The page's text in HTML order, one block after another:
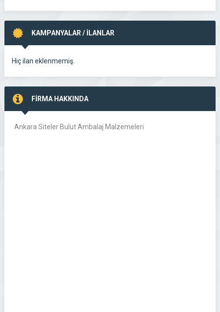
KAMPANYALAR / İLANLAR
Hiç ilan eklenmemiş.
FİRMA HAKKINDA
Ankara Siteler Bulut Ambalaj Malzemeleri